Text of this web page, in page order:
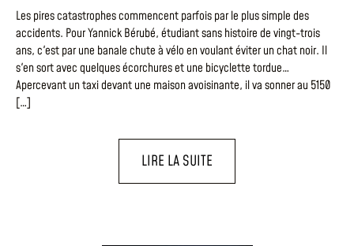
Les pires catastrophes commencent parfois par le plus simple des
accidents. Pour Yannick Bérubé, étudiant sans histoire de vingt-trois
ans, c'est par une banale chute à vélo en voulant éviter un chat noir. Il
s'en sort avec quelques écorchures et une bicyclette tordue…
Apercevant un taxi devant une maison avoisinante, il va sonner au 5150
[…]
LIRE LA SUITE